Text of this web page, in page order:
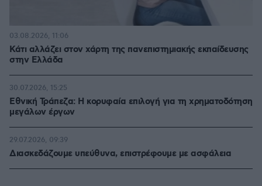
Κάτι αλλάζει στον χάρτη της πανεπιστημιακής εκπαίδευσης
στην Ελλάδα
03.08.2026, 11:06
Εθνική Τράπεζα: Η κορυφαία επιλογή για τη χρηματοδότηση
μεγάλων έργων
30.07.2026, 15:25
Διασκεδάζουμε υπεύθυνα, επιστρέφουμε με ασφάλεια
29.07.2026, 09:39